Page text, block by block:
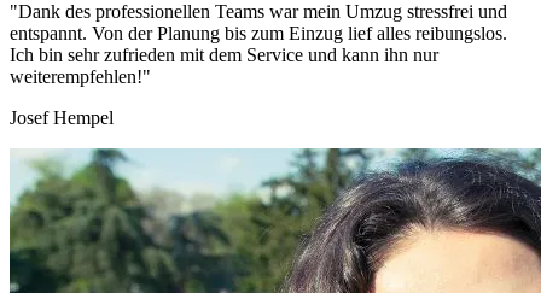
"Dank des professionellen Teams war mein Umzug stressfrei und
entspannt. Von der Planung bis zum Einzug lief alles reibungslos.
Ich bin sehr zufrieden mit dem Service und kann ihn nur
weiterempfehlen!"
Josef Hempel